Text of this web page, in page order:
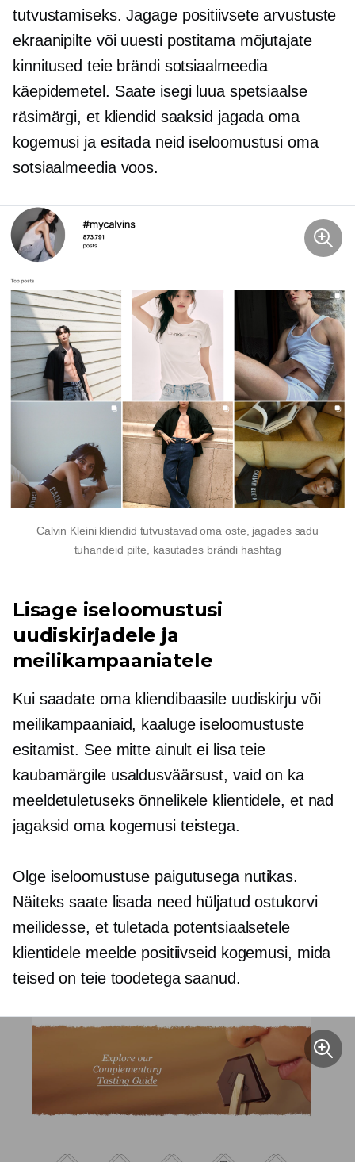
tutvustamiseks. Jagage positiivsete arvustuste
ekraanipilte või uuesti postitamamõjutajate
kinnitused teie brändi sotsiaalmeedia
käepidemetel. Saate isegi luua spetsiaalse
räsimärgi, et kliendid saaksid jagada oma
kogemusi ja esitada neid iseloomustusi oma
sotsiaalmeedia voos.
Calvin Kleini kliendid tutvustavad oma oste, jagades sadu
tuhandeid pilte, kasutades brändi hashtag
Lisage iseloomustusi
uudiskirjadele ja
meilikampaaniatele
Kui saadate oma kliendibaasile uudiskirju või
meilikampaaniaid, kaaluge iseloomustuste
esitamist. See mitte ainult ei lisa teie
kaubamärgile usaldusväärsust, vaid on ka
meeldetuletuseks õnnelikele klientidele, et nad
jagaksid oma kogemusi teistega.
Olge iseloomustuse paigutusega nutikas.
Näiteks saate lisada need hüljatud ostukorvi
meilidesse, et tuletada potentsiaalsetele
klientidele meelde positiivseid kogemusi, mida
teised on teie toodetega saanud.